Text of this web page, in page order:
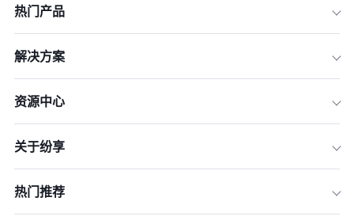
热门产品
解决方案
资源中心
关于纷享
热门推荐